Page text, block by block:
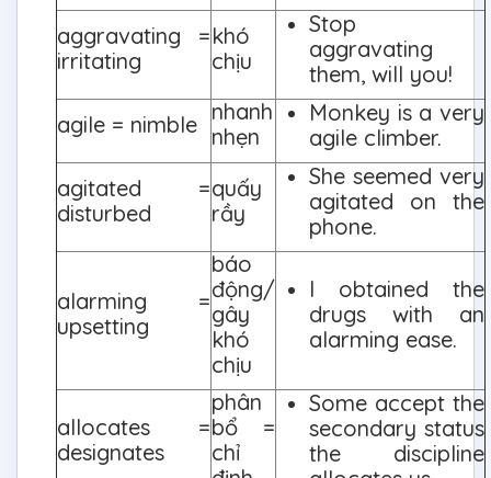
aggravating =
irritating
khó
chịu
Stop
aggravating
them, will you!
agile = nimble nhanh
nhẹn
Monkey is a very
agile climber.
agitated =
disturbed
quấy
rầy
She seemed very
agitated on the
phone.
alarming =
upsetting
báo
động/
gây
khó
chịu
I obtained the
drugs with an
alarming ease.
allocates =
designates
phân
bổ =
chỉ
Some accept the
secondary status
the discipline